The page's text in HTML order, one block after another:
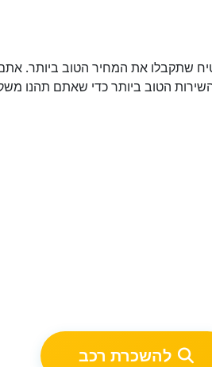
את המחיר הטוב ביותר. אתם
הטוב ביותר כדי שאתם תהנו
להשכרת רכב